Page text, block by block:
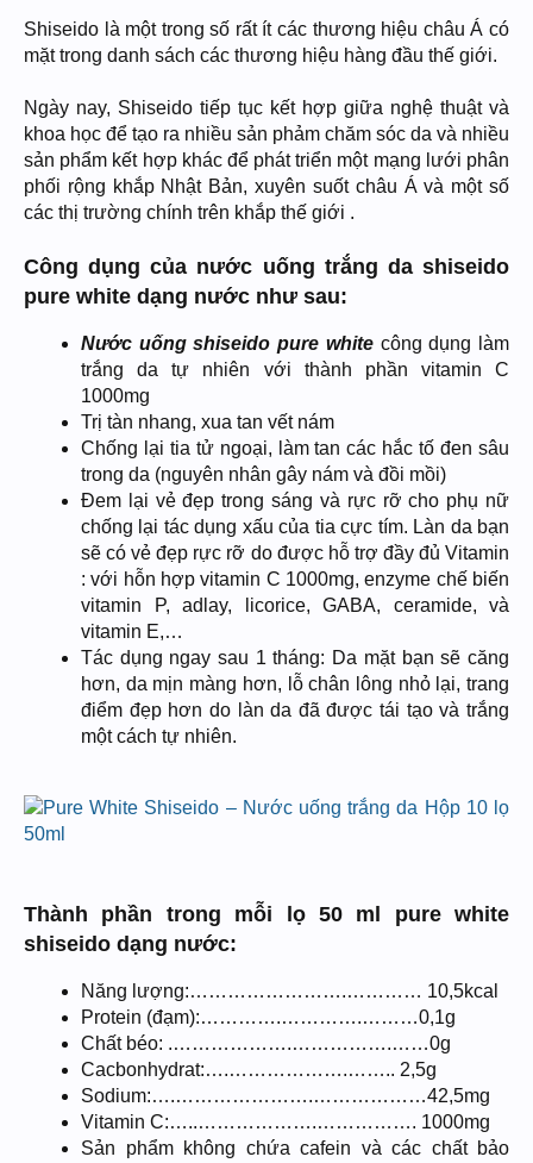
Shiseido là một trong số rất ít các thương hiệu châu Á có
mặt trong danh sách các thương hiệu hàng đầu thế giới.
Ngày nay, Shiseido tiếp tục kết hợp giữa nghệ thuật và
khoa học để tạo ra nhiều sản phảm chăm sóc da và nhiều
sản phẩm kết hợp khác để phát triển một mạng lưới phân
phối rộng khắp Nhật Bản, xuyên suốt châu Á và một số
các thị trường chính trên khắp thế giới .
Công dụng của nước uống trắng da shiseido
pure white dạng nước như sau:
Nước uống shiseido pure whitecông dụng làm
trắng da tự nhiên với thành phần vitamin C
1000mg
Trị tàn nhang, xua tan vết nám
Chống lại tia tử ngoại, làm tan các hắc tố đen sâu
trong da (nguyên nhân gây nám và đồi mồi)
Đem lại vẻ đẹp trong sáng và rực rỡ cho phụ nữ
chống lại tác dụng xấu của tia cực tím. Làn da bạn
sẽ có vẻ đẹp rực rỡ do được hỗ trợ đầy đủ Vitamin
: với hỗn hợp vitamin C 1000mg, enzyme chế biến
vitamin P, adlay, licorice, GABA, ceramide, và
vitamin E,…
Tác dụng ngay sau 1 tháng: Da mặt bạn sẽ căng
hơn, da mịn màng hơn, lỗ chân lông nhỏ lại, trang
điểm đẹp hơn do làn da đã được tái tạo và trắng
một cách tự nhiên.
Thành phần trong mỗi lọ 50 ml pure white
shiseido dạng nước:
Năng lượng:…………………….………… 10,5kcal
Protein (đạm):………….………….………0,1g
Chất béo: .……………….…………….……0g
Cacbonhydrat:….……………….…….. 2,5g
Sodium:….………………….………………42,5mg
Vitamin C:…..……………….……………. 1000mg
Sản phẩm không chứa cafein và các chất bảo